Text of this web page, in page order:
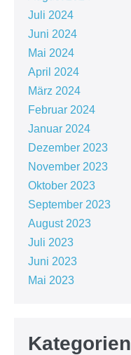
Juli 2024
Juni 2024
Mai 2024
April 2024
März 2024
Februar 2024
Januar 2024
Dezember 2023
November 2023
Oktober 2023
September 2023
August 2023
Juli 2023
Juni 2023
Mai 2023
Kategorien